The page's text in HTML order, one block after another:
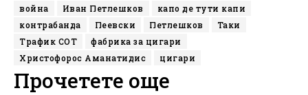
война
Иван Петлешков
капо де тути капи
контрабанда
Пеевски Петлешков
Таки
Трафик СОТ
фабрика за цигари
Христофорос Аманатидис
цигари
Прочетете още